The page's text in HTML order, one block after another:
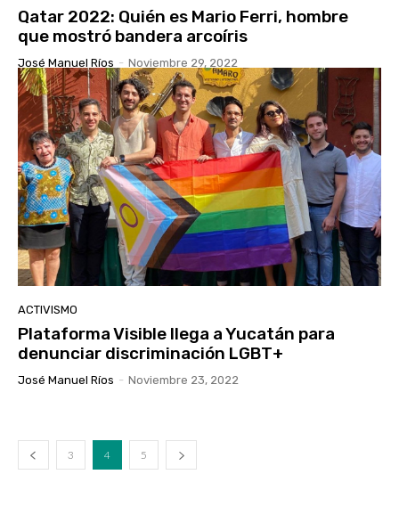
Qatar 2022: Quién es Mario Ferri, hombre
que mostró bandera arcoíris
José Manuel Ríos - Noviembre 29, 2022
ACTIVISMO
Plataforma Visible llega a Yucatán para
denunciar discriminación LGBT+
José Manuel Ríos - Noviembre 23, 2022
3 4 5